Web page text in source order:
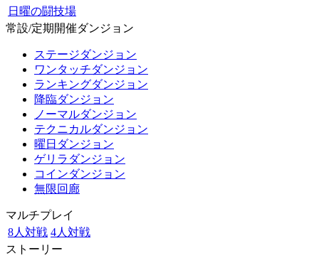
日曜の闘技場
常設/定期開催ダンジョン
ステージダンジョン
ワンタッチダンジョン
ランキングダンジョン
降臨ダンジョン
ノーマルダンジョン
テクニカルダンジョン
曜日ダンジョン
ゲリラダンジョン
コインダンジョン
無限回廊
マルチプレイ
8人対戦 4人対戦
ストーリー